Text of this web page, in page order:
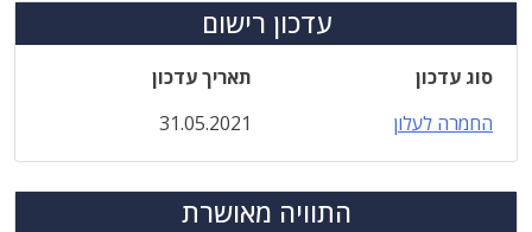
עדכון רישום
סוג עדכון
תאריך עדכון
החמרה לעלון
31.05.2021
התוויה מאושרת